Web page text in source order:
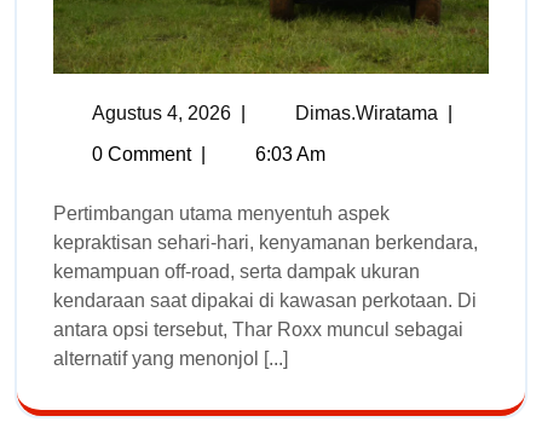
Agustus 4, 2026 Dimas.wiratama
0 Comment
6:03 Am
Pertimbangan utama menyentuh aspek
kepraktisan sehari-hari, kenyamanan berkendara,
kemampuan off-road, serta dampak ukuran
kendaraan saat dipakai di kawasan perkotaan. Di
antara opsi tersebut, Thar Roxx muncul sebagai
alternatif yang menonjol [...]